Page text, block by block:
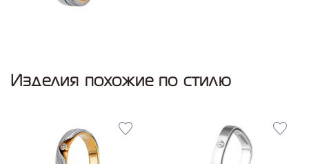
Изделия похожие по стилю